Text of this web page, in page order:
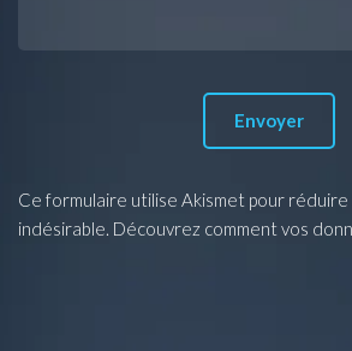
Ce formulaire utilise Akismet pour
indésirable. Découvrez comment vos